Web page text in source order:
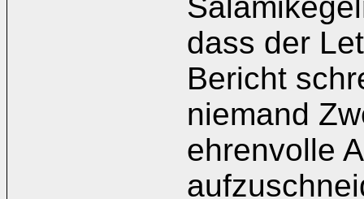
dass der
Bericht
niemand
ehrenvolle